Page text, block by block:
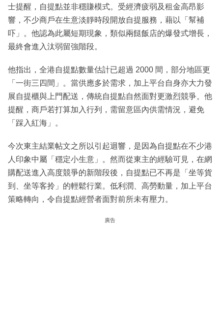
士提醒，自提點並非穩賺模式。受經濟疲弱及租金高昂影
響，不少商戶在生意淡靜時段開放自提服務，藉以「幫補
吓」。他認為此屬短期現象，類似兩餸飯店的爆發式增長，
最終會進入汰弱留強階段。
他指出，全港自提點數量估計已超過 2000 間，部分地區更
「一街三四間」。當供應多於需求，加上平台自身亦大力發
展自提櫃與上門配送，傳統自提點自然面對更激烈競爭。他
提醒，商戶若打算加入行列，需留意區內供需情況，避免
「踩入紅海」。
今次東主結業帖文之所以引起迴響，是因為自提點在不少港
人印象中屬「穩定小生意」。然而從東主的經驗可見，在網
購配送進入高度競爭的新階段後，自提點已不再是「坐等貨
到、坐等客拎」的輕鬆行業。低利潤、高勞動量，加上平台
策略轉向，令自提點經營者面對前所未有壓力。
廣告